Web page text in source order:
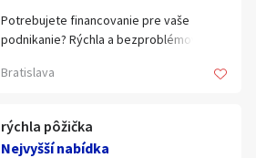
skupiny.
příležitost ovládnout trh s nemovitostmi
Chcete vědět víc?
Chofielovela Serefielliss Celleyone Isis
Marga.
Potrebujete financovanie pre vaše
podnikanie? Rýchla a bezproblémová
Odpovedzte ÁNO alebo nás kontaktujte:
Email: paolaernandez192@gmail.com
Bratislava
rýchla pôžička
Nejvyšší nabídka